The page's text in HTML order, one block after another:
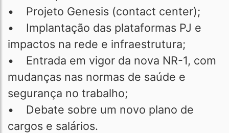
• Projeto Genesis (contact center);
• Implantação das plataformas PJ e
impactos na rede e infraestrutura;
• Entrada em vigor da nova NR-1, com
mudanças nas normas de saúde e
segurança no trabalho;
• Debate sobre um novo plano de
cargos e salários.